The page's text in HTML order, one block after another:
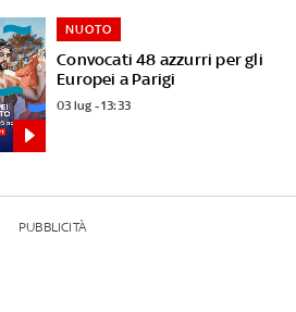
Convocati 48 azzurri per gli
Europei a Parigi
NUOTO
03 lug - 13:33
PUBBLICITÀ